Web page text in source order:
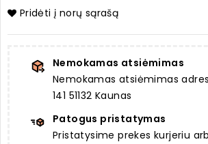
Pridėti į norų sąrašą
Nemokamas atsiėmimas
Nemokamas atsiėmimas
141 51132 Kaunas
Patogus pristatymas
Pristatysime prekes kurjeriu